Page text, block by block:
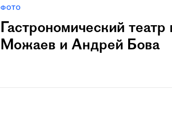
ФОТО
Гастрономический
Можаев и Андрей Бова